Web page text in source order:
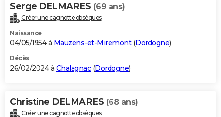
Carte de Noël
Carte Bonne année
Carte Saint-Valentin
Carte Pâques
Carte d'anniversaire
DICTIONNAIRE
Dictionnaire
Biographies
Citations
Expressions
Proverbes
PROGRAMME TV
S'inscrire
Se connecter
Lycées
Collèges
Primaires
Universités
Entreprises
Service militaire
Avis de recherche
AVIS DE DÉCÈS
Bricolage
Lifestyle
Culture
Sport
Auto
Television
Voyage
Cinema
Serge DELMARES (69 ans)
Créer une cagnotte obsèques
Naissance
04/05/1954 à Mauzens-et-Miremont(Dordogne)
Décès
26/02/2024 à Chalagnac(Dordogne)
Christine DELMARES (68 ans)
Créer une cagnotte obsèques